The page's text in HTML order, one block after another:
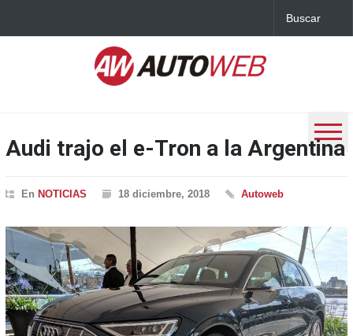
Audi trajo el e-Tron a la Argentina
En NOTICIAS 18 diciembre, 2018 Autoweb